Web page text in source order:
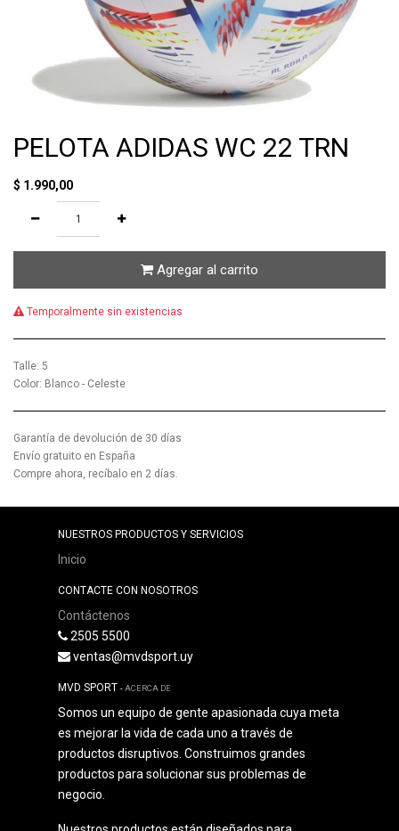
PELOTA ADIDAS WC 22 TRN
$ 1.990,00
Agregar al carrito
Temporalmente sin existencias
Talle: 5
Color: Blanco - Celeste
Garantía de devolución de 30 días
Envío gratuito en España
Compre ahora, recíbalo en 2 días.
NUESTROS PRODUCTOS Y SERVICIOS
Inicio
CONTACTE CON NOSOTROS
Contáctenos
2505 5500
ventas@mvdsport.uy
MVD SPORT -ACERCA DE
Somos un equipo de gente apasionada cuya meta
es mejorar la vida de cada uno a través de
productos disruptivos. Construimos grandes
productos para solucionar sus problemas de
negocio.